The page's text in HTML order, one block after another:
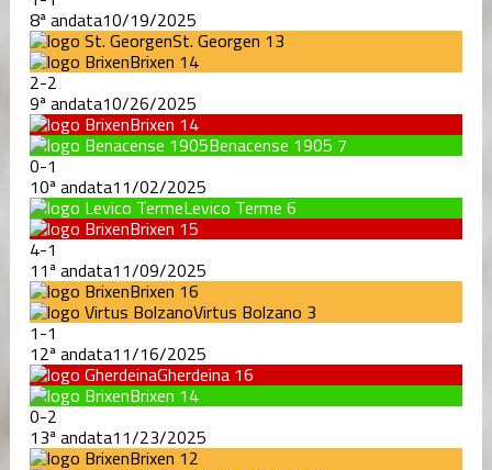
8ª andata10/19/2025
St. Georgen 13
Brixen 14
2-2
9ª andata10/26/2025
Brixen 14
Benacense 1905 7
0-1
10ª andata11/02/2025
Levico Terme 6
Brixen 15
4-1
11ª andata11/09/2025
Brixen 16
Virtus Bolzano 3
1-1
12ª andata11/16/2025
Gherdeina 16
Brixen 14
0-2
13ª andata11/23/2025
Brixen 12